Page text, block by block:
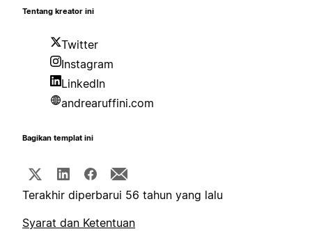
Tentang kreator ini
Twitter
Instagram
LinkedIn
andrearuffini.com
Bagikan templat ini
Terakhir diperbarui 56 tahun yang lalu
Syarat dan Ketentuan